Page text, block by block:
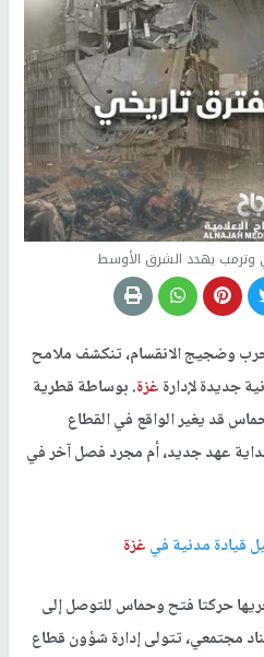
وترمب يهدد الشرق الأوسط
وضجيج الانقسام، تنكشف ملامح
جديدة لإدارةغزة. بوساطة قطرية
قد يغير الواقع في القطاع
عهد جديد، أم مجرد فصل آخر في
قيادة مدنية فيغزة
حركتا فتح وحماس للتوصل إلى
مجتمعي، تتولى إدارة شؤون قطاع